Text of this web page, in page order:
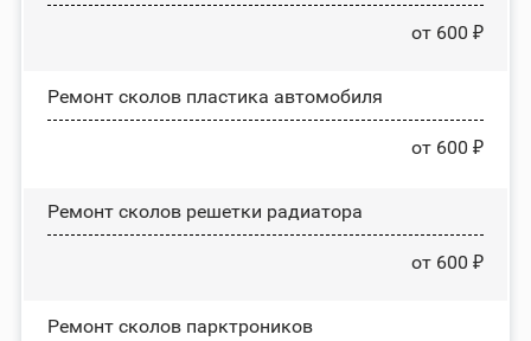
от 600 ₽
Ремонт сколов пластика автомобиля
от 600 ₽
Ремонт сколов решетки радиатора
от 600 ₽
Ремонт сколов парктроников